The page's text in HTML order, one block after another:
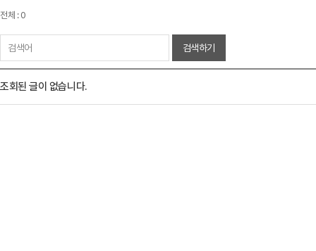
전체 : 0
검색하기
조회된 글이 없습니다.